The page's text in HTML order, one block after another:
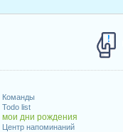
Команды
Todo list
мои дни рождения
Центр напоминаний